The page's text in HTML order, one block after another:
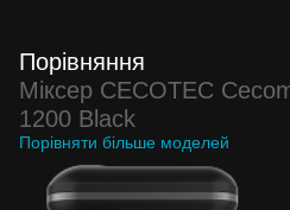
Порівняння
Міксер CECOTEC
1200 Black
Порівняти більше моделей